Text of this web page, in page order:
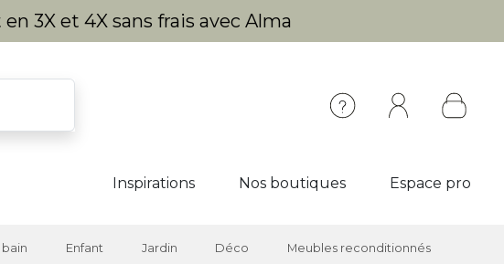
3X et 4X sans frais avec Alma
Inspirations Nos boutiques Espace pro
Enfant Jardin Déco Meubles reconditionnés